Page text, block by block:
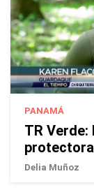
PANAMÁ
TR Verde:
Delia Muñoz